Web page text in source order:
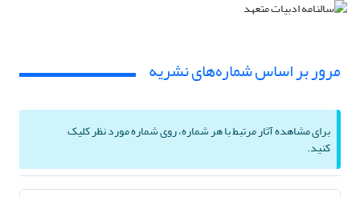
مرور بر اساس شماره‌های نشریه
برای مشاهده آثار مرتبط با هر شماره، روی شماره مورد نظر کلیک
کنید.